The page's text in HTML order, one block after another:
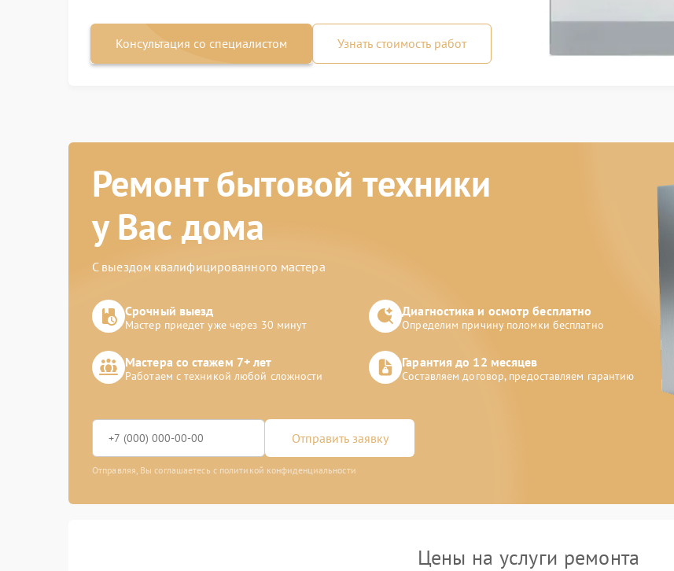
Консультация со специалистом Узнать стоимость работ
Ремонт бытовой техники
у Вас дома
С выездом квалифицированного мастера
Срочный выезд
Мастер приедет уже через 30 минут
Диагностика и осмотр бесплатно
Определим причину поломки бесплатно
Мастера со стажем 7+ лет
Работаем с техникой любой сложности
Гарантия до 12 месяцев
Составляем договор, предоставляем гарантию
Отправить заявку
Отправляя, Вы соглашаетесь с политикой конфиденциальности
Цены на услуги ремонта